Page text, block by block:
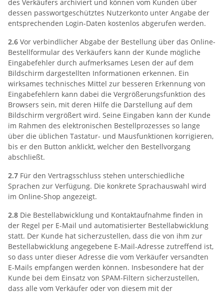
des Verkäufers archiviert und können vom Kunden über
dessen passwortgeschütztes Nutzerkonto unter Angabe der
entsprechenden Login-Daten kostenlos abgerufen werden.
2.6 Vor verbindlicher Abgabe der Bestellung über das Online-
Bestellformular des Verkäufers kann der Kunde mögliche
Eingabefehler durch aufmerksames Lesen der auf dem
Bildschirm dargestellten Informationen erkennen. Ein
wirksames technisches Mittel zur besseren Erkennung von
Eingabefehlern kann dabei die Vergrößerungsfunktion des
Browsers sein, mit deren Hilfe die Darstellung auf dem
Bildschirm vergrößert wird. Seine Eingaben kann der Kunde
im Rahmen des elektronischen Bestellprozesses so lange
über die üblichen Tastatur- und Mausfunktionen korrigieren,
bis er den Button anklickt, welcher den Bestellvorgang
abschließt.
2.7 Für den Vertragsschluss stehen unterschiedliche
Sprachen zur Verfügung. Die konkrete Sprachauswahl wird
im Online-Shop angezeigt.
2.8 Die Bestellabwicklung und Kontaktaufnahme finden in
der Regel per E-Mail und automatisierter Bestellabwicklung
statt. Der Kunde hat sicherzustellen, dass die von ihm zur
Bestellabwicklung angegebene E-Mail-Adresse zutreffend ist,
so dass unter dieser Adresse die vom Verkäufer versandten
E-Mails empfangen werden können. Insbesondere hat der
Kunde bei dem Einsatz von SPAM-Filtern sicherzustellen,
dass alle vom Verkäufer oder von diesem mit der